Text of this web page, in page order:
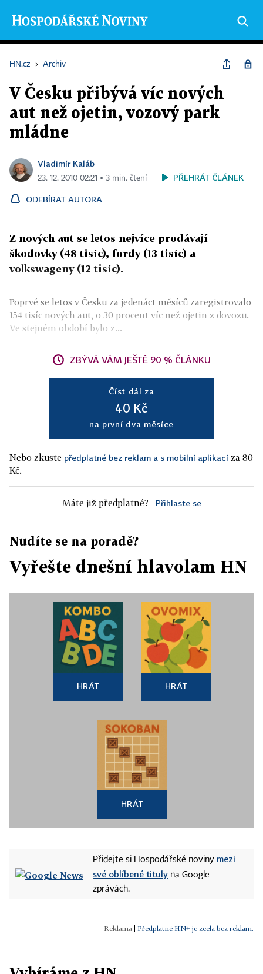
HN.cz › Archiv
V Česku přibývá víc nových
aut než ojetin, vozový park
mládne
Vladimír Kaláb
23. 12. 2010 02:21 ▪ 3 min. čtení PŘEHRÁT ČLÁNEK
ODEBÍRAT AUTORA
Z nových aut se letos nejvíce prodávají
škodovky (48 tisíc), fordy (13 tisíc) a
volkswageny (12 tisíc).
Poprvé se letos v Česku za jedenáct měsíců zaregistrovalo
154 tisíc nových aut, o 30 procent víc než ojetin z dovozu.
Ve stejném období bylo z...
ZBÝVÁ VÁM JEŠTĚ 90 % ČLÁNKU
Číst dál za
40 Kč
na první dva měsíce
Nebo zkuste předplatné bez reklam a s mobilní aplikací za 80
Kč.
Máte již předplatné? Přihlaste se
Nudíte se na poradě?
Vyřešte dnešní hlavolam HN
HRÁT HRÁT
HRÁT
Přidejte si Hospodářské noviny mezi
své oblíbené tituly na Google
zprávách.
Předplatné HN+ je zcela bez reklam.